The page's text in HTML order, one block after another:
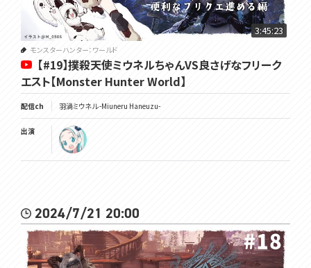
3:45:23
モンスターハンター：ワールド
【#19】撲殺天使ミウネルちゃんVS良さげなフリーク
エスト【Monster Hunter World】
配信ch 羽渦ミウネル -Miuneru Haneuzu-
出演
2024/7/21 20:00